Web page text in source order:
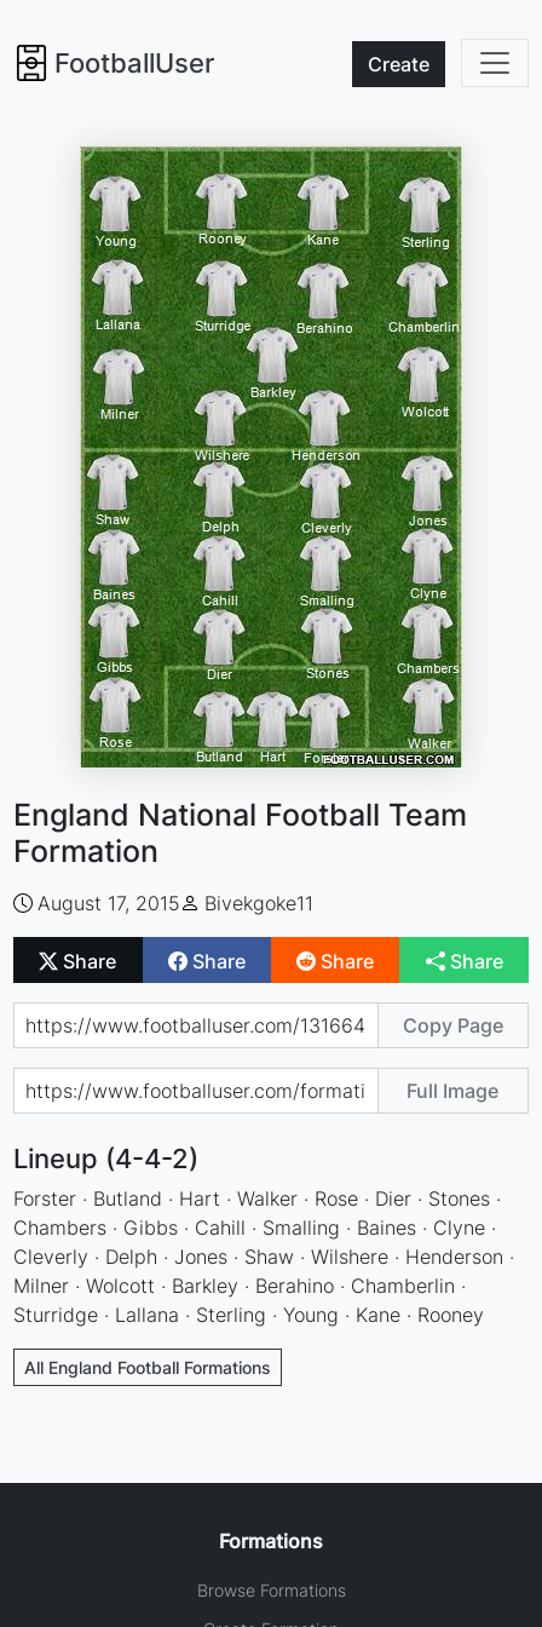
FootballUser Create
England National Football Team
Formation
August 17, 2015 Bivekgoke11
Share Share Share Share
Copy Page
Full Image
Lineup (4-4-2)
Forster · Butland · Hart · Walker · Rose · Dier · Stones ·
Chambers · Gibbs · Cahill · Smalling · Baines · Clyne ·
Cleverly · Delph · Jones · Shaw · Wilshere · Henderson ·
Milner · Wolcott · Barkley · Berahino · Chamberlin ·
Sturridge · Lallana · Sterling · Young · Kane · Rooney
All England Football Formations
Formations
Browse Formations